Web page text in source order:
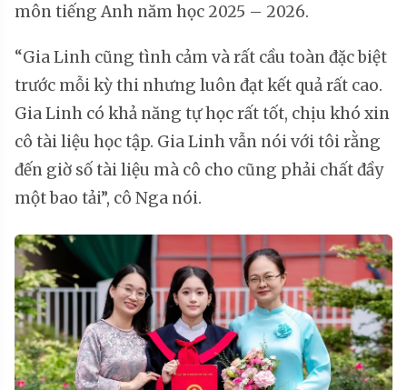
môn tiếng Anh năm học 2025 – 2026.
“Gia Linh cũng tình cảm và rất cầu toàn đặc biệt
trước mỗi kỳ thi nhưng luôn đạt kết quả rất cao.
Gia Linh có khả năng tự học rất tốt, chịu khó xin
cô tài liệu học tập. Gia Linh vẫn nói với tôi rằng
đến giờ số tài liệu mà cô cho cũng phải chất đầy
một bao tải”, cô Nga nói.